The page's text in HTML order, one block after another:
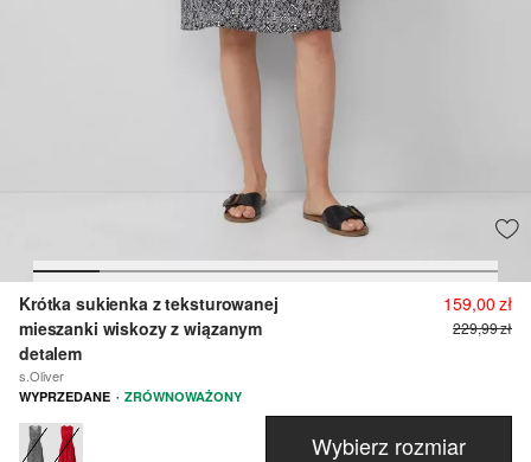
Krótka sukienka z teksturowanej
mieszanki wiskozy z wiązanym
detalem
s.Oliver
159,00 zł
229,99 zł
WYPRZEDANE · ZRÓWNOWAŻONY
Wybierz rozmiar